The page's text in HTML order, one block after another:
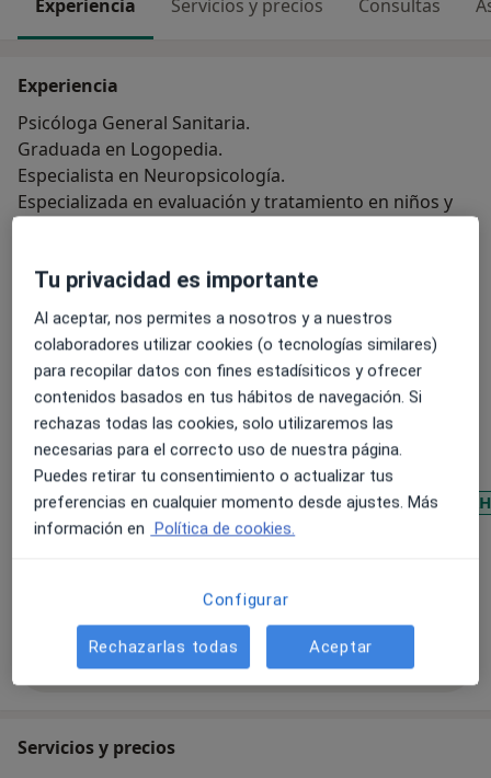
Experiencia Servicios y precios Consultas
Experiencia
Psicóloga General Sanitaria.
Graduada en Logopedia.
Especialista en Neuropsicología.
Especializada en evaluación y tratamiento en niños y
neurodesarrollo. Altas capacidades, TDAH, dislexia.
Elaboración de informes clínicos
ver más Sobre mí
Especialista en:
Psicología clínica
Psicología infantil
Estimulación cognitiva
Principales enfermedades tratadas
Trastorno de hiperactividad y déficit de atención
Trastorno de conducta
Baja autoestima
Depresión en la adolescencia
+1
Mostrar más detalles
sobre la experiencia
Servicios y precios
Tu privacidad es importante
Al aceptar, nos permites a nosotros y a nuestros
colaboradores utilizar cookies (o tecnologías similares)
para recopilar datos con fines estadísiticos y ofrecer
contenidos basados en tus hábitos de navegación. Si
rechazas todas las cookies, solo utilizaremos las
necesarias para el correcto uso de nuestra página.
Puedes retirar tu consentimiento o actualizar tus
preferencias en cualquier momento desde ajustes. Más
información en Política de cookies.
Configurar
Rechazarlas todas Aceptar